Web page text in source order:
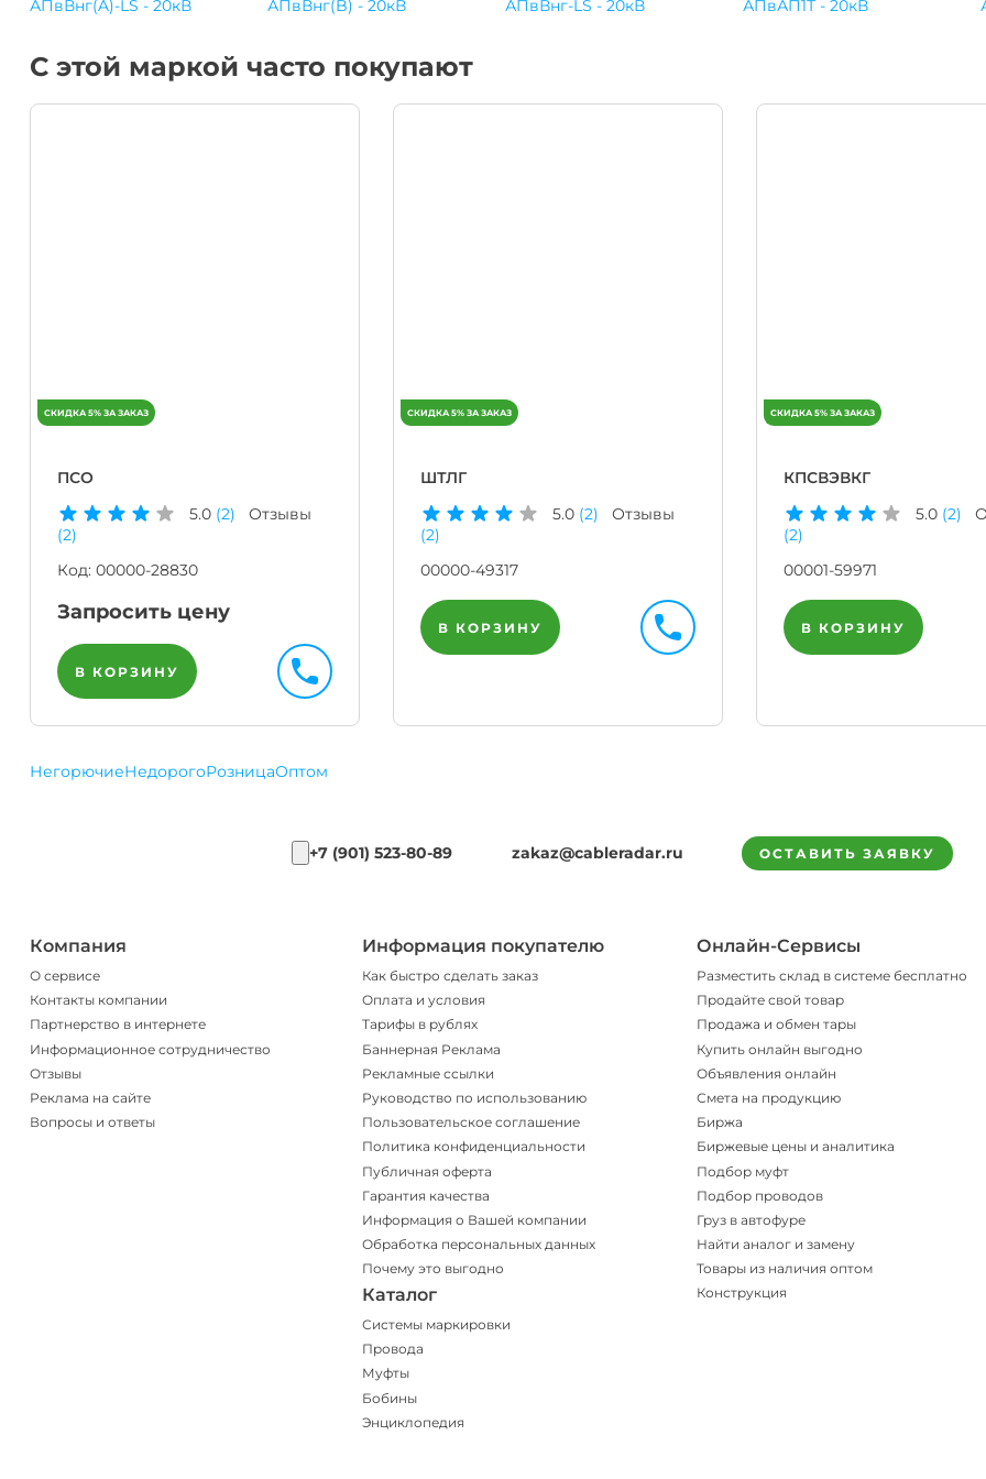
АПвВнг(A)-LS - 20кВ
АПвВнг(B) - 20кВ АПвВнг-LS - 20кВ АПвАП1Т - 20кВ
С этой маркой часто покупают
ПСО
5.0 (2)
Отзывы
(2)
Код: 00000-28830
Запросить цену
В КОРЗИНУ
ШТЛГ
5.0 (2)
Отзывы
(2)
00000-49317
В КОРЗИНУ
КПСВЭВКГ
5.0 (2)
(2)
00001-59971
В КОРЗИНУ
НегорючиеНедорогоРозницаОптом
+7 (901) 523-80-89 zakaz@cableradar.ru ОСТАВИТЬ ЗАЯВКУ
Компания
О сервисе
Контакты компании
Партнерство в интернете
Информационное сотрудничество
Отзывы
Реклама на сайте
Вопросы и ответы
Информация покупателю
Как быстро сделать заказ
Оплата и условия
Тарифы в рублях
Баннерная Реклама
Рекламные ссылки
Руководство по использованию
Пользовательское соглашение
Политика конфиденциальности
Публичная оферта
Гарантия качества
Информация о Вашей компании
Обработка персональных данных
Почему это выгодно
Каталог
Системы маркировки
Провода
Муфты
Бобины
Энциклопедия
Онлайн-Сервисы
Разместить склад в системе бесплатно
Продайте свой товар
Продажа и обмен тары
Купить онлайн выгодно
Объявления онлайн
Смета на продукцию
Биржа
Биржевые цены и аналитика
Подбор муфт
Подбор проводов
Груз в автофуре
Найти аналог и замену
Товары из наличия оптом
Конструкция